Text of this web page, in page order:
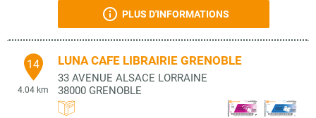
PLUS D'INFORMATIONS
14
4.04 km
LUNA CAFE LIBRAIRIE GRENOBLE
33 AVENUE ALSACE LORRAINE
38000 GRENOBLE